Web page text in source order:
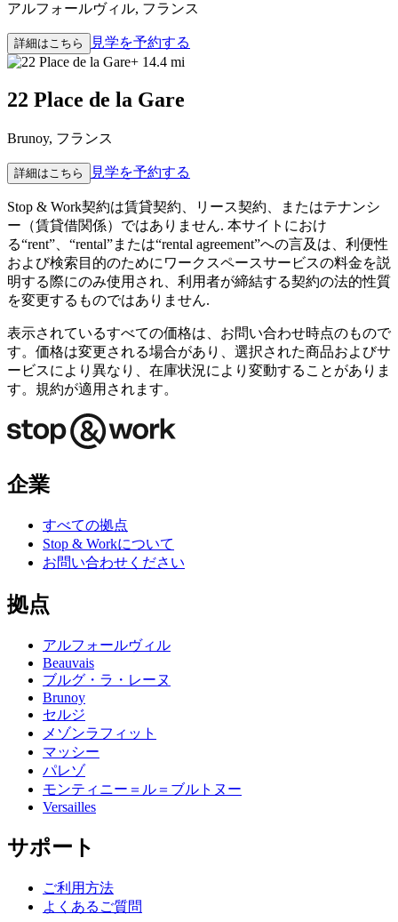
アルフォールヴィル, フランス
詳細はこちら
見学を予約する
+ 14.4 mi
22 Place de la Gare
Brunoy, フランス
詳細はこちら 見学を予約する
Stop & Work契約は賃貸契約、リース契約、またはテナンシ
ー（賃貸借関係）ではありません. 本サイトにおけ
る“rent”、“rental”または“rental agreement”への言及は、利便性
および検索目的のためにワークスペースサービスの料金を説
明する際にのみ使用され、利用者が締結する契約の法的性質
を変更するものではありません.
表示されているすべての価格は、お問い合わせ時点のもので
す。価格は変更される場合があり、選択された商品およびサ
ービスにより異なり、在庫状況により変動することがありま
す。規約が適用されます。
企業
すべての拠点
Stop & Workについて
お問い合わせください
拠点
アルフォールヴィル
Beauvais
ブルグ・ラ・レーヌ
Brunoy
セルジ
メゾンラフィット
マッシー
パレゾ
モンティニー＝ル＝ブルトヌー
Versailles
サポート
ご利用方法
よくあるご質問